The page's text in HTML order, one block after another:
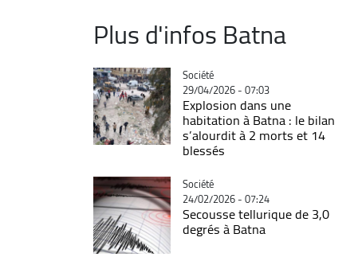
Plus d'infos Batna
Catégorie
Société
29/04/2026 - 07:03
Explosion dans une
habitation à Batna : le bilan
s’alourdit à 2 morts et 14
blessés
Catégorie
Société
24/02/2026 - 07:24
Secousse tellurique de 3,0
degrés à Batna